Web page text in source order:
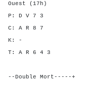
Ouest
P: D V
C: A
K: -
T: A
--Double Mort-----+
Sud
P: A